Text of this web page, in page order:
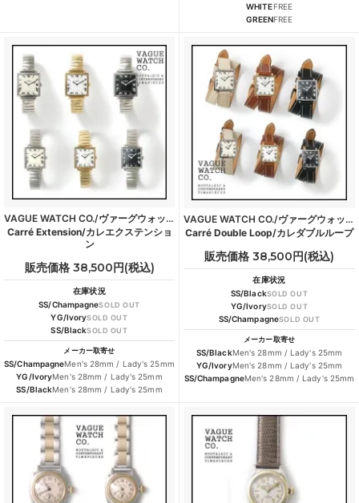
WHITEFREE
GREENFREE
VAGUE WATCH CO./ヴァーグウォッチカンパニー
Carré Extension/カレエクステンショ
ン
販売価格 38,500円(税込)
在庫状況
SS/ChampagneSOLD OUT
YG/IvorySOLD OUT
SS/BlackSOLD OUT
メーカー取寄せ
SS/ChampagneMen's 28mm / Lady's 25mm
YG/IvoryMen's 28mm / Lady's 25mm
SS/BlackMen's 28mm / Lady's 25mm
VAGUE WATCH CO./ヴァーグウォッチカンパニー
Carré Double Loop/カレダブルループ
販売価格 38,500円(税込)
在庫状況
SS/BlackSOLD OUT
YG/IvorySOLD OUT
SS/ChampagneSOLD OUT
メーカー取寄せ
SS/BlackMen's 28mm / Lady's 25mm
YG/IvoryMen's 28mm / Lady's 25mm
SS/ChampagneMen's 28mm / Lady's 25mm